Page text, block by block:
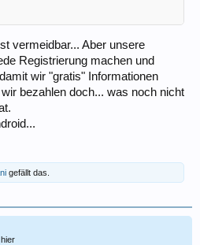
vermeidbar... Aber unsere
Registrierung machen und
wir "gratis" Informationen
bezahlen doch... was noch nicht
gefällt das.